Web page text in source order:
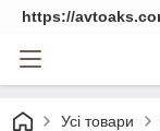
https://
Усі товари